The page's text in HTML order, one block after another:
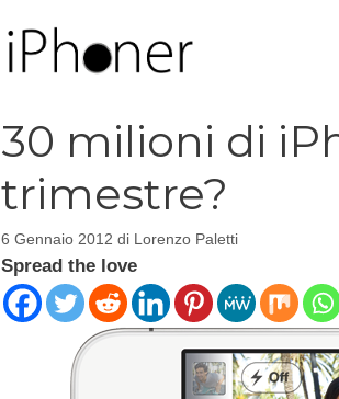
30 milioni di
trimestre?
6 Gennaio 2012 di Lorenzo Paletti
Spread the love